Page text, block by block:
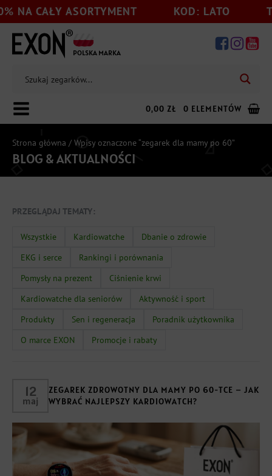
NA CAŁY ASORTYMENT KOD: LATO
POLSKA MARKA
0,00 ZŁ 0 ELEMENTÓW
Strona główna / Wpisy oznaczone “zegarek dla mamy po 60”
BLOG & AKTUALNOŚCI
PRZEGLĄDAJ TEMATY:
Wszystkie Kardiowatche
Dbanie o zdrowie
EKG i serce
Rankingi i porównania
Pomysły na prezent
Ciśnienie krwi
Kardiowatche dla seniorów
Aktywność i sport
Produkty
Sen i regeneracja
Poradnik użytkownika
O marce EXON
Promocje i rabaty
12
maj
ZEGAREK ZDROWOTNY DLA MAMY PO 60-TCE – JAK
WYBRAĆ NAJLEPSZY KARDIOWATCH?